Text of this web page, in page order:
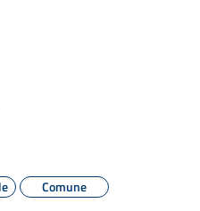
Comune